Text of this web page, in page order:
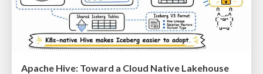
Apache Hive: Toward a Cloud Native Lakehouse